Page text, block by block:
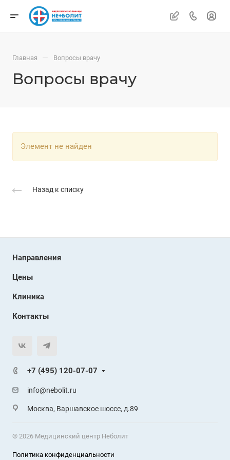
Главная — Вопросы врачу
Вопросы врачу
Элемент не найден
Назад к списку
Направления
Цены
Клиника
Контакты
+7 (495) 120-07-07
info@nebolit.ru
Москва, Варшавское шоссе, д.89
© 2026 Медицинский центр Неболит
Политика конфиденциальности